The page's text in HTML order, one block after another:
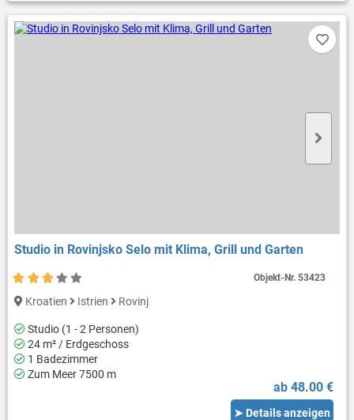
Studio in Rovinjsko Selo mit Klima, Grill und Garten
Kroatien Istrien Rovinj
Studio (1 - 2 Personen)
24 m² / Erdgeschoss
1 Badezimmer
Zum Meer 7500 m
ab 48.00 €
➤ Details anzeigen
Objekt-Nr.53423